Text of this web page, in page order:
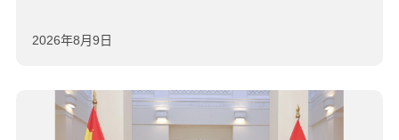
2026年8月9日